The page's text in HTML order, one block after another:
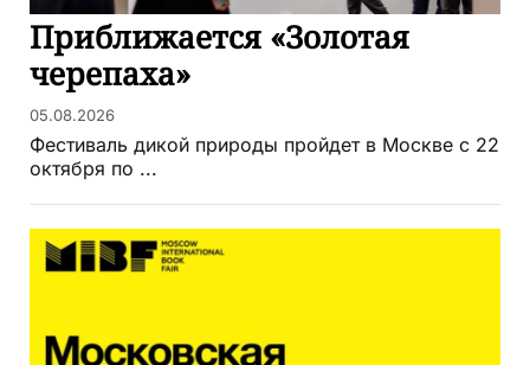
Приближается «Золотая
черепаха»
05.08.2026
Фестиваль дикой природы пройдет в Москве с 22
октября по ...